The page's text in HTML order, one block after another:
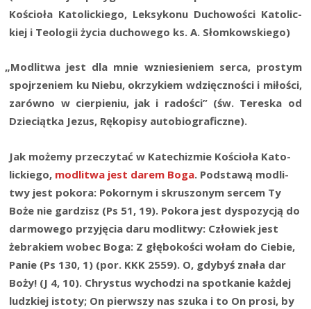
Kościo­ła Kato­lic­kie­go, Lek­sy­ko­nu Ducho­wo­ści Kato­lic­
kiej i Teo­lo­gii życia ducho­we­go ks. A. Słom­kow­skie­go)
„Modli­twa jest dla mnie wznie­sie­niem ser­ca, pro­stym
spoj­rze­niem ku Nie­bu, okrzy­kiem wdzięcz­no­ści i miło­ści,
zarów­no w cier­pie­niu, jak i rado­ści” (św. Tere­ska od
Dzie­ciąt­ka Jezus, Ręko­pi­sy auto­bio­gra­ficz­ne).
Jak może­my prze­czy­tać w Kate­chi­zmie Kościo­ła Kato­
lic­kie­go, modli­twa jest darem Boga. Pod­sta­wą modli­
twy jest poko­ra: Pokor­nym i skru­szo­nym ser­cem Ty
Boże nie gar­dzisz (Ps 51, 19). Poko­ra jest dys­po­zy­cją do
dar­mo­we­go przy­ję­cia daru modli­twy: Czło­wiek jest
żebra­kiem wobec Boga: Z głę­bo­ko­ści wołam do Cie­bie,
Panie (Ps 130, 1) (por. KKK 2559). O, gdy­byś zna­ła dar
Boży! (J 4, 10). Chry­stus wycho­dzi na spo­tka­nie każ­dej
ludz­kiej isto­ty; On pierw­szy nas szu­ka i to On pro­si, by